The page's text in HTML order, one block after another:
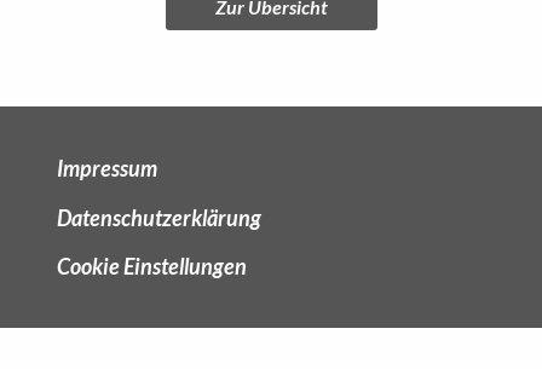
Zur Übersicht
Impressum
Datenschutzerklärung
Cookie Einstellungen